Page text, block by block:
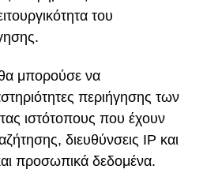
του
μπορούσε να
περιήγησης των
ιστότοπους που έχουν
διευθύνσεις IP και
προσωπικά δεδομένα.